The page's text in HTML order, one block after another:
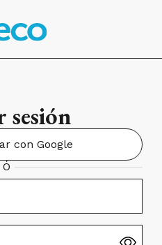
sesión
con Google
Ó